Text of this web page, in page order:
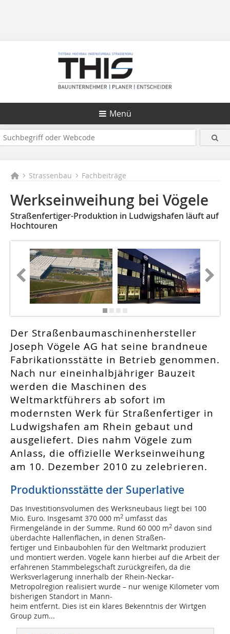
Menü
Strassenbau Fachbeiträge
Werkseinweihung bei Vögele
Straßenfertiger-Produktion in Ludwigshafen läuft auf
Hochtouren
Der Straßenbaumaschinenhersteller
Joseph Vögele AG hat seine brandneue
Fabrikationsstätte in Betrieb genommen.
Nach nur eineinhalbjähriger Bauzeit
werden die Maschinen des
Weltmarktführers ab sofort im
modernsten Werk für Straßenfertiger in
Ludwigshafen am Rhein gebaut und
ausgeliefert. Dies nahm Vögele zum
Anlass, die offizielle Werkseinweihung
am 10. Dezember 2010 zu zelebrieren.
Produktionsstätte der Superlative
Das Investitionsvolumen des Werksneubaus liegt bei 100
Mio. Euro. Insgesamt 370 000 m2 umfasst das
Firmengelände in der Summe. Rund 60 000 m2 davon sind
überdachte Hallenflächen, in denen Straßen-
fertiger und Einbaubohlen für den Weltmarkt produziert
und montiert werden. Vögele kann hierbei auf die Arbeit der
erfahrenen Stammbelegschaft zurückgreifen, da die
Werksverlagerung innerhalb der Rhein-Neckar-
Metropolregion realisiert wurde – nur wenige Kilometer vom
bisherigen Standort in Mann-
heim entfernt. Dies ist ein klares Bekenntnis der Wirtgen
Group zum...